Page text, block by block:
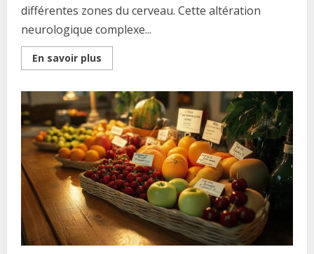
différentes zones du cerveau. Cette altération
neurologique complexe...
En savoir plus
more
cortico-
sous-
corticale
:
comment
les
neurosciences
revolutionnent
son
diagnostic